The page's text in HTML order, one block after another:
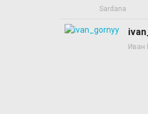
Sardana
Иван